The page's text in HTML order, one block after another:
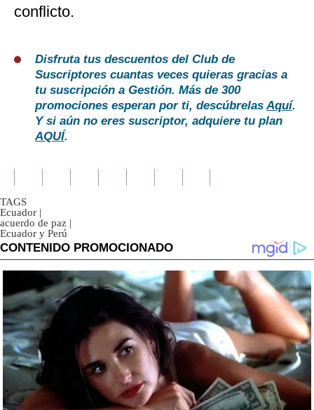
conflicto.
Disfruta tus descuentos del Club de
Suscriptores cuantas veces quieras gracias a
tu suscripción a Gestión. Más de 300
promociones esperan por ti, descúbrelasAquí.
Y si aún no eres suscriptor, adquiere tu plan
AQUÍ.
TAGS
Ecuador |
acuerdo de paz |
Ecuador y Perú